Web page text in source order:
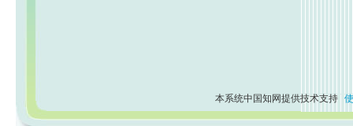
本系统中国知网提供技术支持